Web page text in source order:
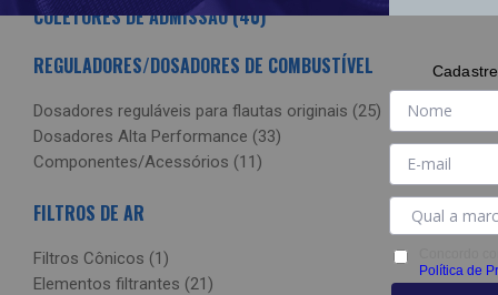
COLETORES DE ADMISSÃO (40)
REGULADORES/DOSADORES DE COMBUSTÍVEL
Dosadores reguláveis para flautas originais (25)
Dosadores Alta Performance (33)
Componentes/Acessórios (11)
FILTROS DE AR
Filtros Cônicos (1)
Elementos filtrantes (21)
Política de